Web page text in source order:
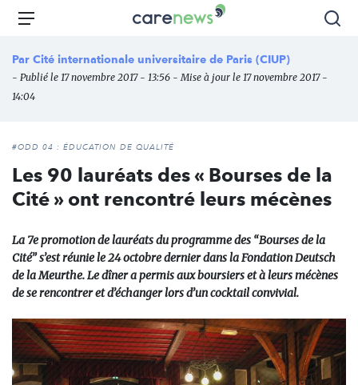
Aller
principal
Carenews,
média
des
Menu
Par Cité internationale universitaire de Paris (CIUP)
- Publié le 17 novembre 2017 - 13:56 - Mise à jour le 17 novembre 2017 -
14:04
#ODD 04 : ÉDUCATION DE QUALITÉ
Les 90 lauréats des « Bourses de la
Cité » ont rencontré leurs mécènes
La 7e promotion de lauréats du programme des “Bourses de la
Cité” s’est réunie le 24 octobre dernier dans la Fondation Deutsch
de la Meurthe. Le dîner a permis aux boursiers et à leurs mécènes
de se rencontrer et d’échanger lors d’un cocktail convivial.